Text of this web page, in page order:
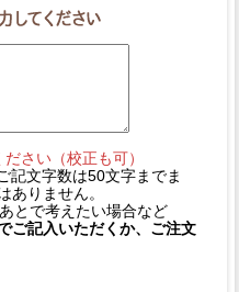
さい（校正も可）
記文字数は50文字までま
ありません。
とで考えたい場合など
ご記入いただくか、ご注文